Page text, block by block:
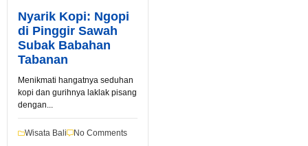
Nyarik Kopi: Ngopi
di Pinggir Sawah
Subak Babahan
Tabanan
Menikmati hangatnya seduhan
kopi dan gurihnya laklak pisang
dengan...
Wisata Bali No Comments
Book via WhatsApp
Pilih Mobil*
Tipe Sewa*